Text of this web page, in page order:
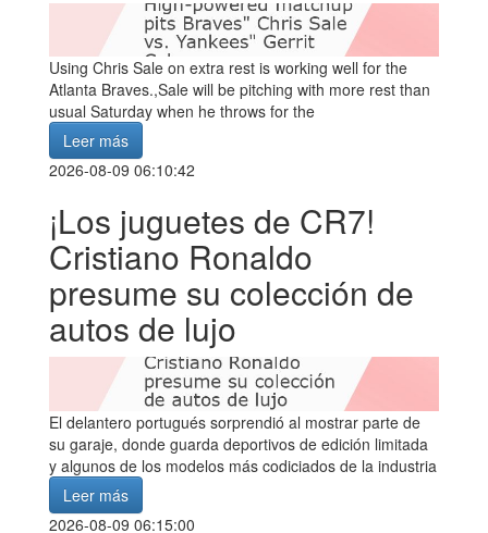
Using Chris Sale on extra rest is working well for the
Atlanta Braves.,Sale will be pitching with more rest than
usual Saturday when he throws for the
Leer más
2026-08-09 06:10:42
¡Los juguetes de CR7!
Cristiano Ronaldo
presume su colección de
autos de lujo
El delantero portugués sorprendió al mostrar parte de
su garaje, donde guarda deportivos de edición limitada
y algunos de los modelos más codiciados de la industria
Leer más
2026-08-09 06:15:00